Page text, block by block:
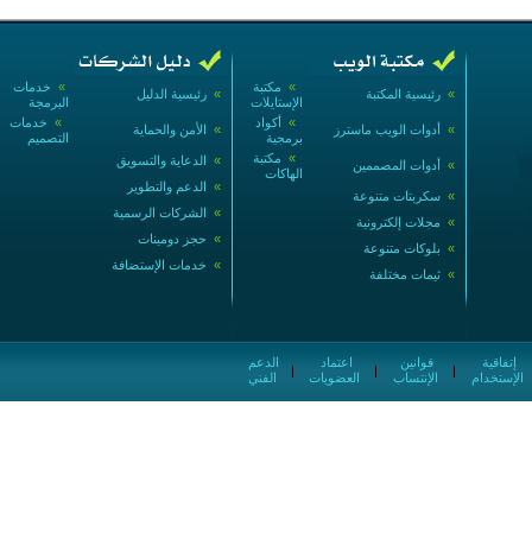
» خدمات
البرمجة
» رئيسية الدليل
» خدمات
التصميم
» الأمن والحماية
» الدعاية والتسويق
» الدعم والتطوير
» الشركات الرسمية
» حجز دومينات
» خدمات الإستضافة
» مكتبة
الإستايلات
» رئيسية المكتبة
» أكواد
برمجية
» أدوات الويب ماسترز
» مكتبة
الهاكات
» أدوات المصممين
» سكربتات متنوعة
» مجلات إلكترونية
» بلوكات متنوعة
» ثيمات مختلفة
الفني
|
العضويات
|
الإنتساب
|
الإستخدام